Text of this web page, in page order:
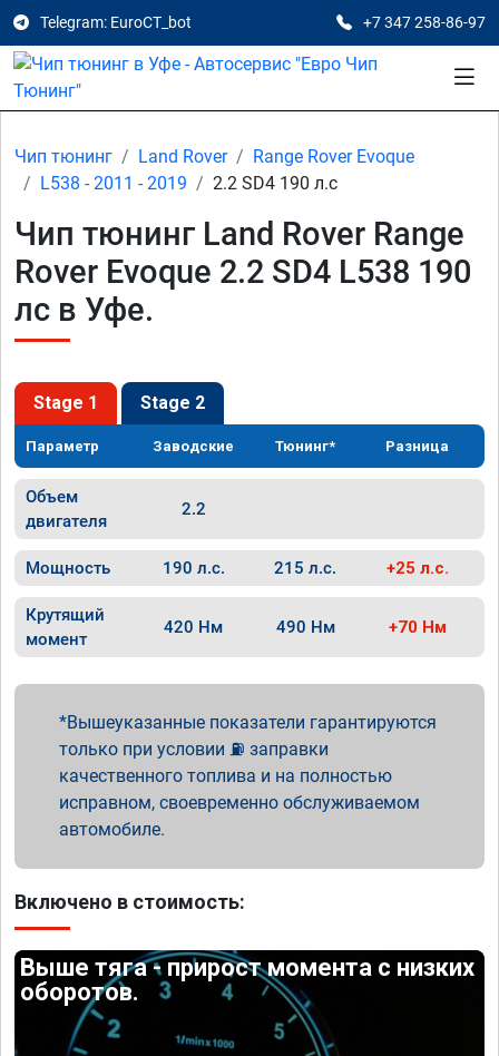
Telegram: EuroCT_bot +7 347 258-86-97
Чип тюнинг Land Rover
Range Rover Evoque
L538 - 2011 - 2019
2.2 SD4 190 л.с
Чип тюнинг Land Rover Range
Rover Evoque 2.2 SD4 L538 190
лс в Уфе.
Stage 1 Stage 2
Параметр Заводские Тюнинг* Разница
Объем
двигателя
2.2
Мощность 190 л.с. 215 л.с. +25 л.с.
Крутящий
момент
420 Нм 490 Нм +70 Нм
Вышеуказанные показатели гарантируются
только при условии ⛽ заправки
качественного топлива и на полностью
исправном, своевременно обслуживаемом
автомобиле.
Включено в стоимость:
Выше тяга - прирост момента с низких
оборотов.